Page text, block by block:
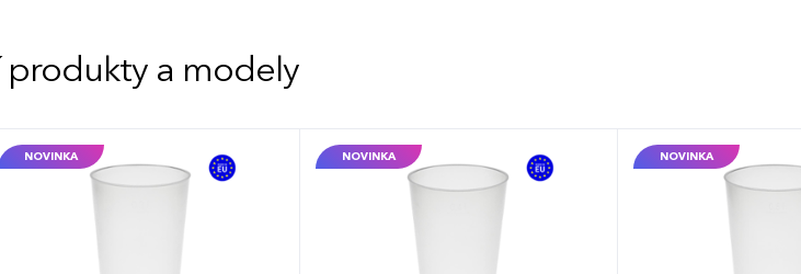
produkty a modely
NOVINKA NOVINKA NOVINKA